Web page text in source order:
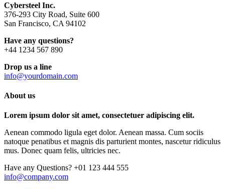
Cybersteel Inc.
376-293 City Road, Suite 600
San Francisco, CA 94102
Have any questions?
+44 1234 567 890
Drop us a line
info@yourdomain.com
About us
Lorem ipsum dolor sit amet, consectetuer adipiscing elit.
Aenean commodo ligula eget dolor. Aenean massa. Cum sociis
natoque penatibus et magnis dis parturient montes, nascetur ridiculus
mus. Donec quam felis, ultricies nec.
Have any Questions? +01 123 444 555
info@company.com